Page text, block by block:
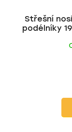
Střešní
podélníky